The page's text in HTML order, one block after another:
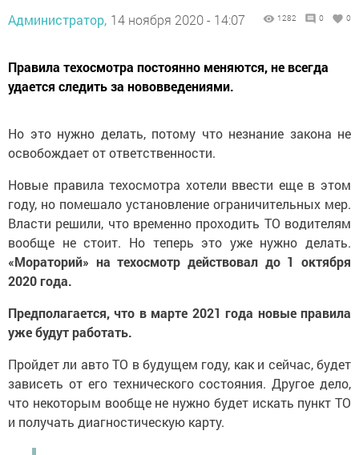
Администратор, 14 ноября 2020 - 14:07 1282 0 0
Правила техосмотра постоянно меняются, не всегда
удается следить за нововведениями.
Но это нужно делать, потому что незнание закона не
освобождает от ответственности.
Новые правила техосмотра хотели ввести еще в этом
году, но помешало установление ограничительных мер.
Власти решили, что временно проходить ТО водителям
вообще не стоит. Но теперь это уже нужно делать.
«Мораторий» на техосмотр действовал до 1 октября
2020 года.
Предполагается, что в марте 2021 года новые правила
уже будут работать.
Пройдет ли авто ТО в будущем году, как и сейчас, будет
зависеть от его технического состояния. Другое дело,
что некоторым вообще не нужно будет искать пункт ТО
и получать диагностическую карту.